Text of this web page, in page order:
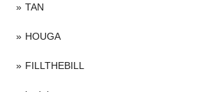
TAN
HOUGA
FILLTHEBILL